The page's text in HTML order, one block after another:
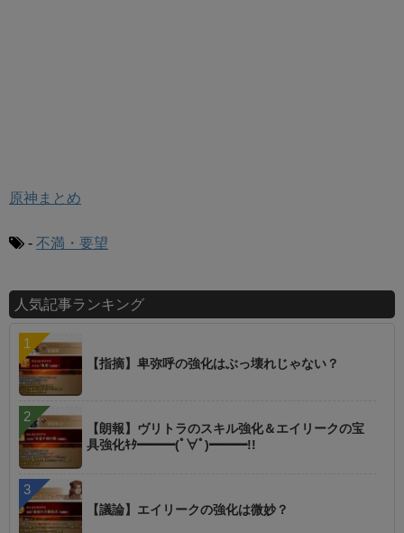
原神まとめ
- 不満・要望
人気記事ランキング
【指摘】卑弥呼の強化はぶっ壊れじゃない？
【朗報】ヴリトラのスキル強化＆エイリークの宝
具強化ｷﾀ━━━(ﾟ∀ﾟ)━━━!!
【議論】エイリークの強化は微妙？